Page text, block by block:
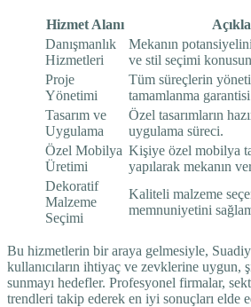
Hizmet Alanı
Danışmanlık
Hizmetleri
Mekanın
ve stil seçimi
Proje
Yönetimi
Tüm süreçlerin
tamamlanma
Tasarım ve
Uygulama
Özel tasarımların
uygulama süreci.
Özel Mobilya
Üretimi
Kişiye özel mobilya
yapılarak mekanın
Dekoratif
Malzeme
Seçimi
Kaliteli malzeme
memnuniyetini
Bu hizmetlerin bir araya gelmesiyle,
kullanıcıların ihtiyaç ve zevklerine uygun,
sunmayı hedefler. Profesyonel firmalar,
trendleri takip ederek en iyi sonuçları elde